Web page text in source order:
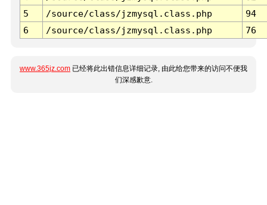
5
/source/class/jzmysql.class.php
94
6
/source/class/jzmysql.class.php 76
www.365jz.com 已经将此出错信息详细记录, 由此给您带来的访问不便我
们深感歉意.